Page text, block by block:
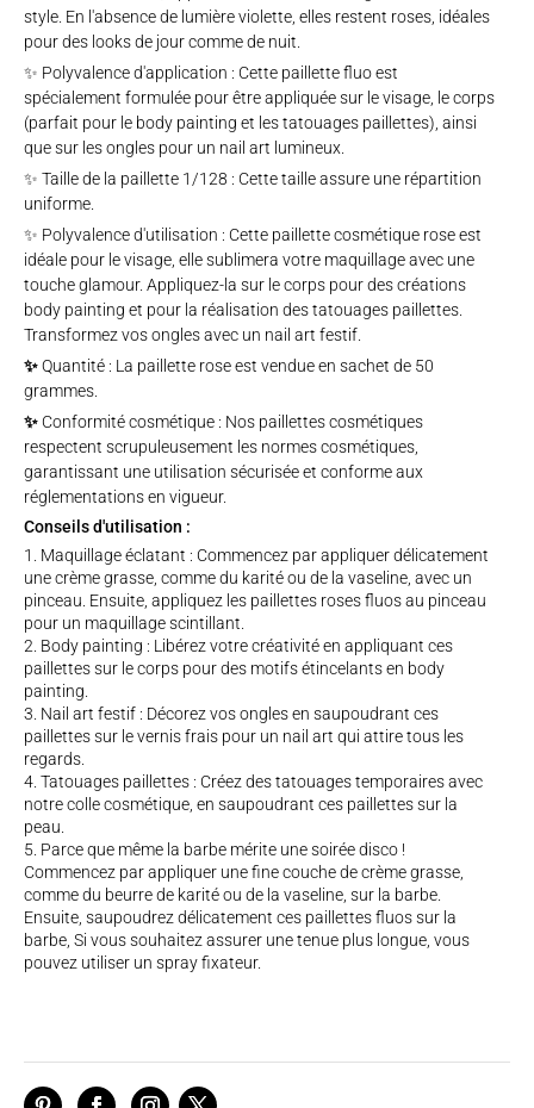
style. En l'absence de lumière violette, elles restent roses, idéales
pour des looks de jour comme de nuit.
✨ Polyvalence d'application : Cette paillette fluo est
spécialement formulée pour être appliquée sur le visage, le corps
(parfait pour le body painting et les tatouages paillettes), ainsi
que sur les ongles pour un nail art lumineux.
✨ Taille de la paillette 1/128 : Cette taille assure une répartition
uniforme.
✨ Polyvalence d'utilisation : Cette paillette cosmétique rose est
idéale pour le visage, elle sublimera votre maquillage avec une
touche glamour. Appliquez-la sur le corps pour des créations
body painting et pour la réalisation des tatouages paillettes.
Transformez vos ongles avec un nail art festif.
✨Quantité : La paillette rose est vendue en sachet de 50
grammes.
✨ Conformité cosmétique : Nos paillettes cosmétiques
respectent scrupuleusement les normes cosmétiques,
garantissant une utilisation sécurisée et conforme aux
réglementations en vigueur.
Conseils d'utilisation :
Maquillage éclatant : Commencez par appliquer délicatement
une crème grasse, comme du karité ou de la vaseline, avec un
pinceau. Ensuite, appliquez les paillettes roses fluos au pinceau
pour un maquillage scintillant.
Body painting : Libérez votre créativité en appliquant ces
paillettes sur le corps pour des motifs étincelants en body
painting.
Nail art festif : Décorez vos ongles en saupoudrant ces
paillettes sur le vernis frais pour un nail art qui attire tous les
regards.
Tatouages paillettes : Créez des tatouages temporaires avec
notre colle cosmétique, en saupoudrant ces paillettes sur la
peau.
Parce que même la barbe mérite une soirée disco !
Commencez par appliquer une fine couche de crème grasse,
comme du beurre de karité ou de la vaseline, sur la barbe.
Ensuite, saupoudrez délicatement ces paillettes fluos sur la
barbe, Si vous souhaitez assurer une tenue plus longue, vous
pouvez utiliser un spray fixateur.